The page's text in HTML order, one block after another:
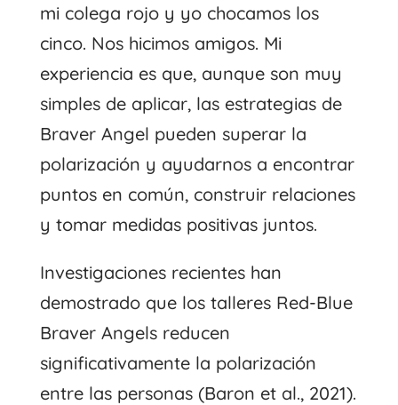
mi colega rojo y yo chocamos los
cinco. Nos hicimos amigos. Mi
experiencia es que, aunque son muy
simples de aplicar, las estrategias de
Braver Angel pueden superar la
polarización y ayudarnos a encontrar
puntos en común, construir relaciones
y tomar medidas positivas juntos.
Investigaciones recientes han
demostrado que los talleres Red-Blue
Braver Angels reducen
significativamente la polarización
entre las personas (Baron et al., 2021).